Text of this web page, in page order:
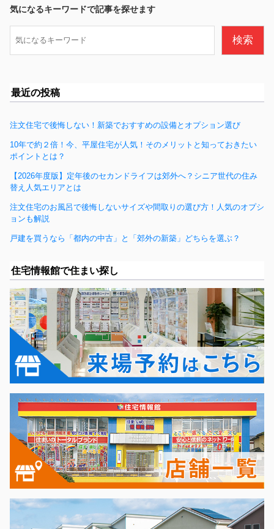
o
o
気になるキーワードで記事を探せます
索
検索
最近の投稿
注文住宅で後悔しない！新築でおすすめの設備とオプション選び
10年で約２倍！今、平屋住宅が人気！そのメリットと知っておきたい
ポイントとは？
【2026年度版】定年後のセカンドライフは郊外へ？シニア世代の住み
替え人気エリアとは
注文住宅のお風呂で後悔しないサイズや間取りの選び方！人気のオプシ
ョンも解説
戸建を買うなら「都内の中古」と「郊外の新築」どちらを選ぶ？
住宅情報館で住まい探し